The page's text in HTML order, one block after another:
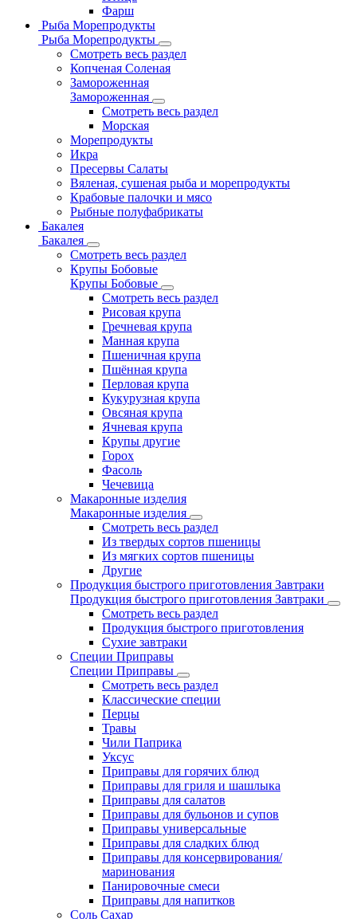
Фарш
Рыба Морепродукты
Рыба Морепродукты
Смотреть весь раздел
Копченая Соленая
Замороженная
Замороженная
Смотреть весь раздел
Морская
Морепродукты
Икра
Пресервы Салаты
Вяленая, сушеная рыба и морепродукты
Крабовые палочки и мясо
Рыбные полуфабрикаты
Бакалея
Бакалея
Смотреть весь раздел
Крупы Бобовые
Крупы Бобовые
Смотреть весь раздел
Рисовая крупа
Гречневая крупа
Манная крупа
Пшеничная крупа
Пшённая крупа
Перловая крупа
Кукурузная крупа
Овсяная крупа
Ячневая крупа
Крупы другие
Горох
Фасоль
Чечевица
Макаронные изделия
Макаронные изделия
Смотреть весь раздел
Из твердых сортов пшеницы
Из мягких сортов пшеницы
Другие
Продукция быстрого приготовления Завтраки
Продукция быстрого приготовления Завтраки
Смотреть весь раздел
Продукция быстрого приготовления
Сухие завтраки
Специи Приправы
Специи Приправы
Смотреть весь раздел
Классические специи
Перцы
Травы
Чили Паприка
Уксус
Приправы для горячих блюд
Приправы для гриля и шашлыка
Приправы для салатов
Приправы для бульонов и супов
Приправы универсальные
Приправы для сладких блюд
Приправы для консервирования/
маринования
Панировочные смеси
Приправы для напитков
Соль Сахар